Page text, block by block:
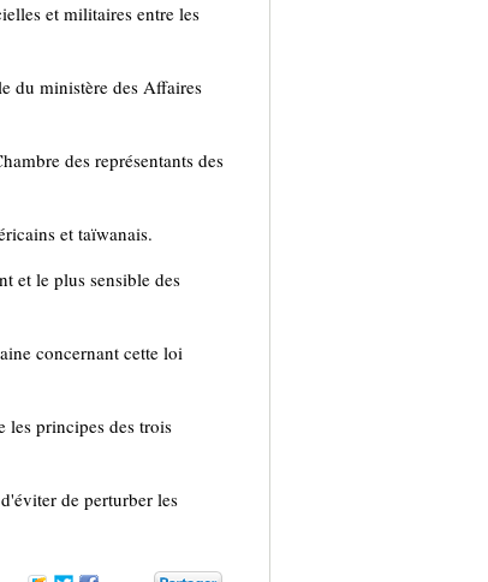
et militaires entre les
du ministère des Affaires
des représentants des
et taïwanais.
et le plus sensible des
concernant cette loi
les principes des trois
de perturber les